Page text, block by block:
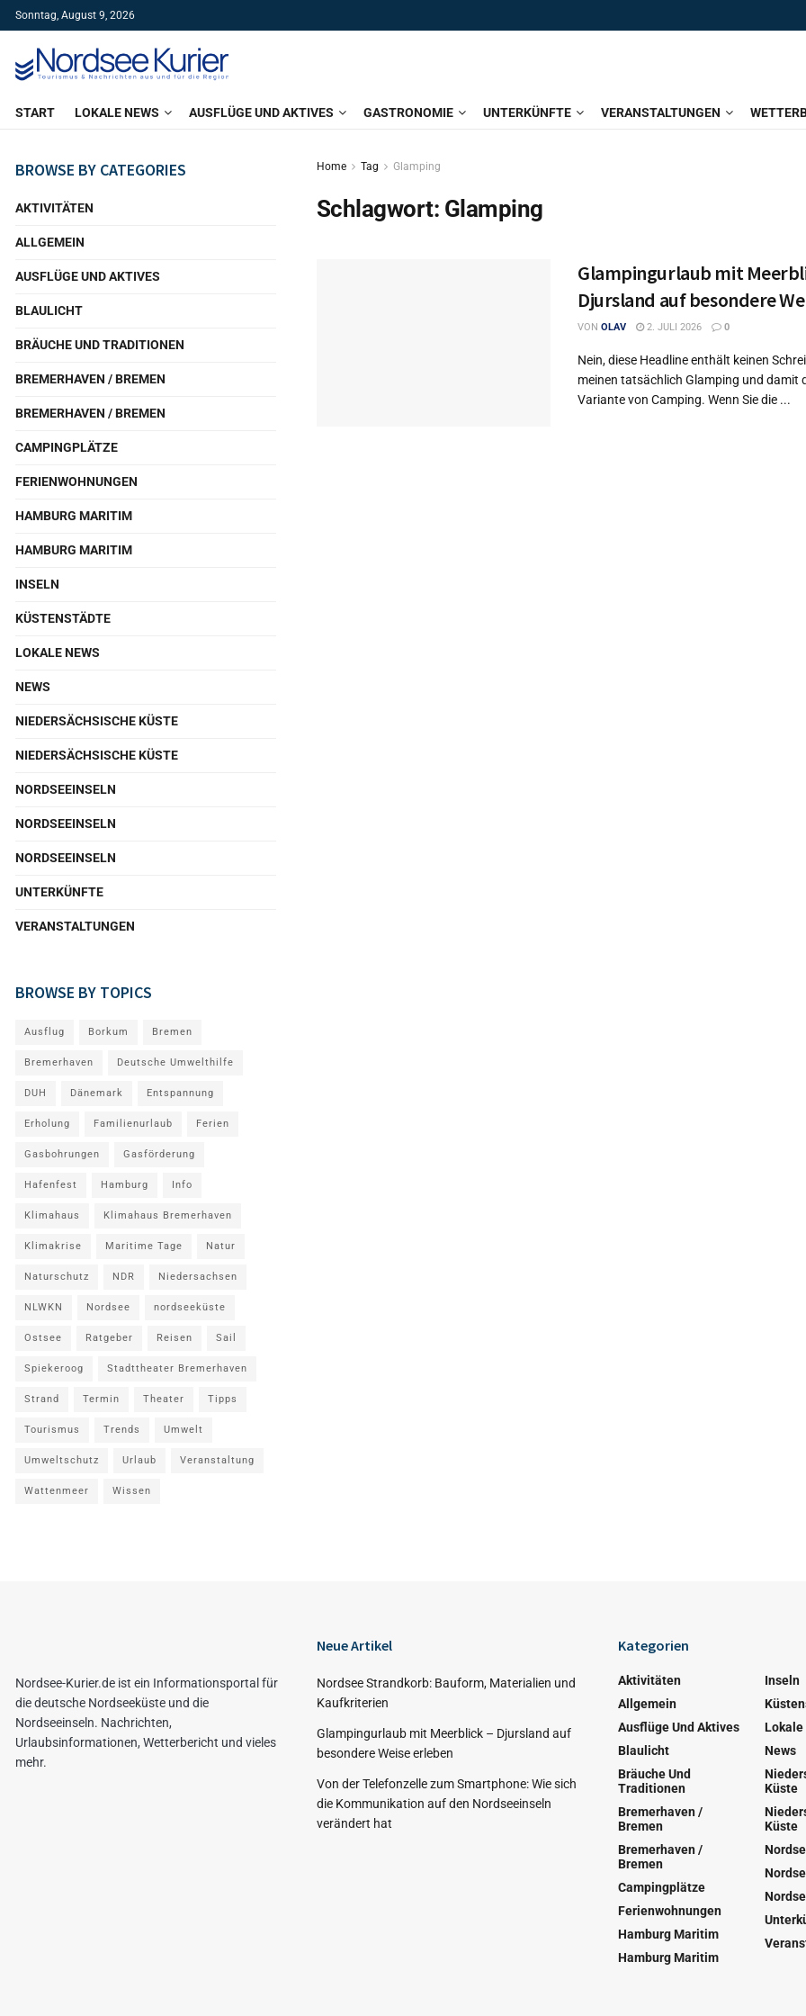
Sonntag, August 9, 2026
START LOKALE NEWS AUSFLÜGE UND AKTIVES GASTRONOMIE UNTERKÜNFTE VERANSTALTUNGEN
Home Tag Glamping
Schlagwort: Glamping
Glampingurlaub mit
Djursland auf besondere
VON OLAV 2. JULI 2026 0
Nein, diese Headline enthält keinen
meinen tatsächlich Glamping und damit
Variante von Camping. Wenn Sie die ...
BROWSE BY CATEGORIES
AKTIVITÄTEN
ALLGEMEIN
AUSFLÜGE UND AKTIVES
BLAULICHT
BRÄUCHE UND TRADITIONEN
BREMERHAVEN / BREMEN
BREMERHAVEN / BREMEN
CAMPINGPLÄTZE
FERIENWOHNUNGEN
HAMBURG MARITIM
HAMBURG MARITIM
INSELN
KÜSTENSTÄDTE
LOKALE NEWS
NEWS
NIEDERSÄCHSISCHE KÜSTE
NIEDERSÄCHSISCHE KÜSTE
NORDSEEINSELN
NORDSEEINSELN
NORDSEEINSELN
UNTERKÜNFTE
VERANSTALTUNGEN
BROWSE BY TOPICS
Ausflug Borkum Bremen
Bremerhaven Deutsche Umwelthilfe
DUH Dänemark Entspannung
Erholung Familienurlaub Ferien
Gasbohrungen Gasförderung
Hafenfest Hamburg Info
Klimahaus Klimahaus Bremerhaven
Klimakrise Maritime Tage Natur
Naturschutz NDR Niedersachsen
NLWKN Nordsee nordseeküste
Ostsee Ratgeber Reisen Sail
Spiekeroog Stadttheater Bremerhaven
Strand Termin Theater Tipps
Tourismus Trends Umwelt
Umweltschutz Urlaub Veranstaltung
Wattenmeer Wissen
Nordsee-Kurier.de ist ein Informationsportal für
die deutsche Nordseeküste und die
Nordseeinseln. Nachrichten,
Urlaubsinformationen, Wetterbericht und vieles
mehr.
Neue Artikel
Nordsee Strandkorb: Bauform, Materialien und
Kaufkriterien
Glampingurlaub mit Meerblick – Djursland auf
besondere Weise erleben
Von der Telefonzelle zum Smartphone: Wie sich
die Kommunikation auf den Nordseeinseln
verändert hat
Kategorien
Aktivitäten
Allgemein
Ausflüge Und Aktives
Blaulicht
Bräuche Und
Traditionen
Bremerhaven /
Bremen
Bremerhaven /
Bremen
Campingplätze
Ferienwohnungen
Hamburg Maritim
Hamburg Maritim
Inseln
Lokale
News
Küste
Küste